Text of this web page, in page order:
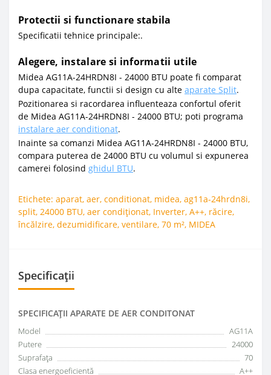
Protectii si functionare stabila
Specificatii tehnice principale:.
Alegere, instalare si informatii utile
Midea AG11A-24HRDN8I - 24000 BTU poate fi comparat
dupa capacitate, functii si design cu alte aparate Split.
Pozitionarea si racordarea influenteaza confortul oferit
de Midea AG11A-24HRDN8I - 24000 BTU; poti programa
instalare aer conditionat.
Inainte sa comanzi Midea AG11A-24HRDN8I - 24000 BTU,
compara puterea de 24000 BTU cu volumul si expunerea
camerei folosind ghidul BTU.
Etichete: aparat, aer, conditionat, midea, ag11a-24hrdn8i,
split, 24000 BTU, aer condiționat, Inverter, A++, răcire,
încălzire, dezumidificare, ventilare, 70 m², MIDEA
Specificații
SPECIFICAŢII APARATE DE AER CONDITONAT
Model
AG11A
Putere
24000
Suprafața
70
Clasa energoeficientă
A++